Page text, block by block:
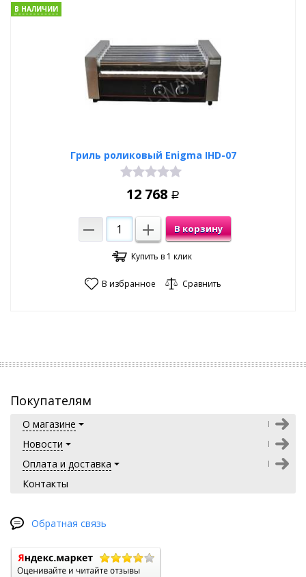
Гриль роликовый Enigma IHD-07
В НАЛИЧИИ
12 768 Р
В корзину
Купить в 1 клик
В избранное Сравнить
Покупателям
О магазине
Новости
Оплата и доставка
Контакты
Обратная связь